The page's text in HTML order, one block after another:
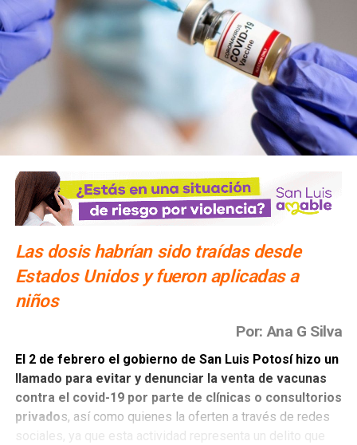
Las dosis habrían sido traídas desde
Estados Unidos y fueron aplicadas a
niños
Por: Ana G Silva
El 2 de febrero el gobierno de San Luis Potosí hizo un
llamado para evitar y denunciar la venta de vacunas
contra el covid-19 por parte de clínicas o consultorios
privados, así como quienes la oferten a través de redes
sociales, ya que esta actividad representa un delito que